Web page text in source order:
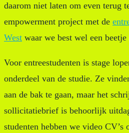
ROC
West
daarom niet laten om even terug
empowerment project met de
West waar we best wel een
Voor entreestudenten is stage
onderdeel van de studie. Ze
aan de bak te gaan, maar het
sollicitatiebrief is behoorlijk
studenten hebben we video CV’s